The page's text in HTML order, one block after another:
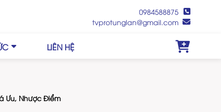
0984588875
tvprotunglan@gmail.com
LIÊN HỆ
Ưu, Nhược Điểm